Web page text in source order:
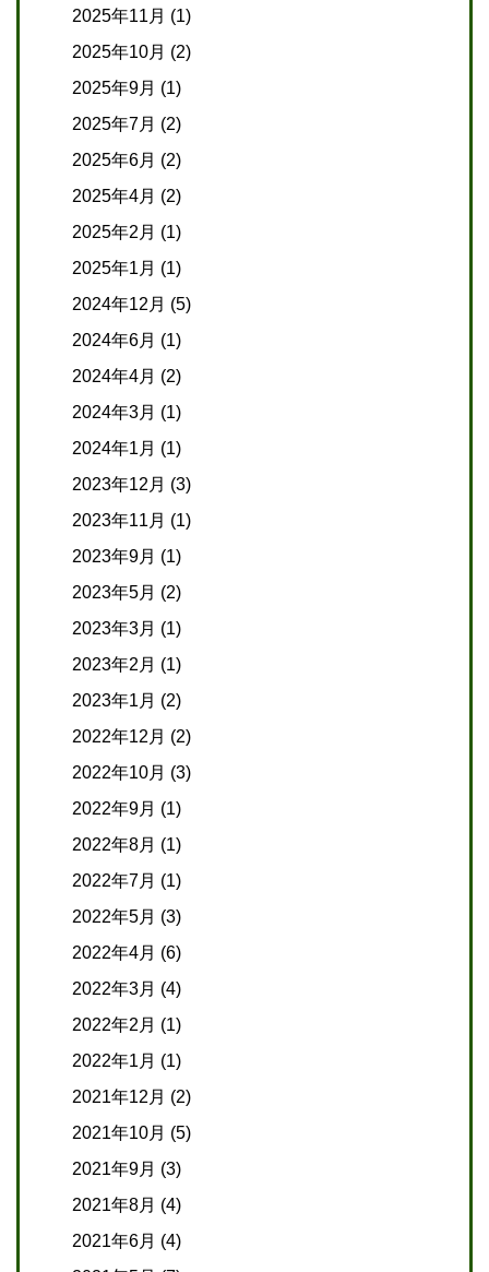
2025年11月 (1)
2025年10月 (2)
2025年9月 (1)
2025年7月 (2)
2025年6月 (2)
2025年4月 (2)
2025年2月 (1)
2025年1月 (1)
2024年12月 (5)
2024年6月 (1)
2024年4月 (2)
2024年3月 (1)
2024年1月 (1)
2023年12月 (3)
2023年11月 (1)
2023年9月 (1)
2023年5月 (2)
2023年3月 (1)
2023年2月 (1)
2023年1月 (2)
2022年12月 (2)
2022年10月 (3)
2022年9月 (1)
2022年8月 (1)
2022年7月 (1)
2022年5月 (3)
2022年4月 (6)
2022年3月 (4)
2022年2月 (1)
2022年1月 (1)
2021年12月 (2)
2021年10月 (5)
2021年9月 (3)
2021年8月 (4)
2021年6月 (4)